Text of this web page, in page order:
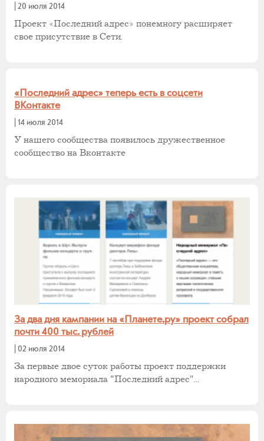
20 июля 2014
Проект «Последний адрес» понемногу расширяет
свое присутствие в Сети.
«Последний адрес» теперь есть в соцсети
ВКонтакте
14 июля 2014
У нашего сообщества появилось дружественное
сообщество на Вконтакте
За два дня кампании на «Планете.ру» проект собрал
почти 400 тыс. рублей
02 июля 2014
За первые двое суток работы проект поддержки
народного мемориала "Последний адрес"...